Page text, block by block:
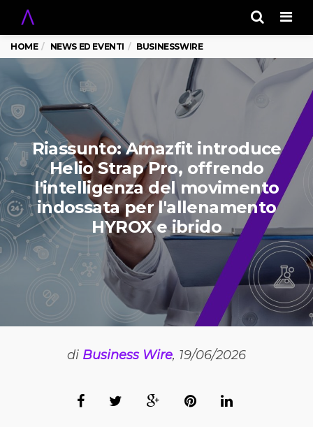
HOME NEWS ED EVENTI BUSINESSWIRE
Riassunto: Amazfit introduce
Helio Strap Pro, offrendo
l'intelligenza del movimento
indossata per l'allenamento
HYROX e ibrido
di Business Wire, 19/06/2026